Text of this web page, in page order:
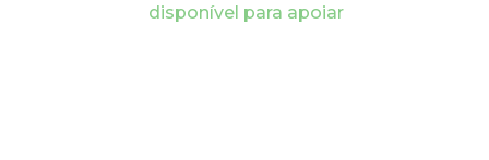
disponível para apoiar